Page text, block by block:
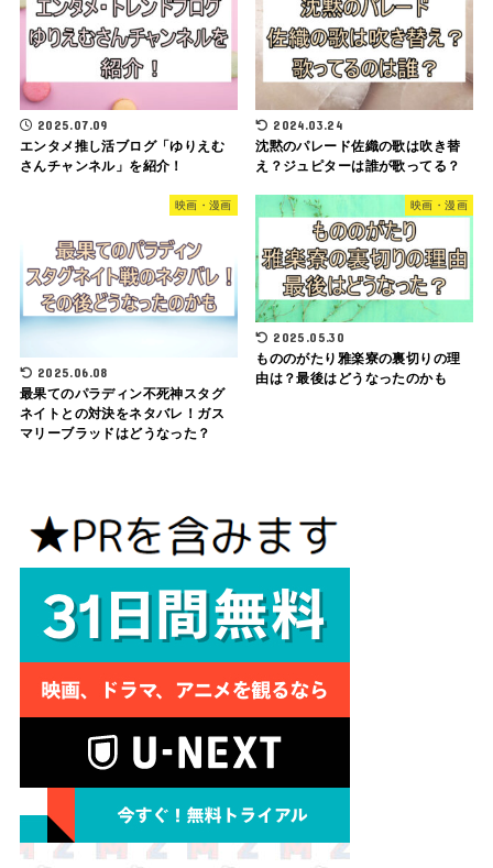
2025.07.09
エンタメ推し活ブログ「ゆりえむ
さんチャンネル」を紹介！
2024.03.24
沈黙のパレード佐織の歌は吹き替
え？ジュピターは誰が歌ってる？
映画・漫画
2025.06.08
最果てのパラディン不死神スタグ
ネイトとの対決をネタバレ！ガス
マリーブラッドはどうなった？
映画・漫画
2025.05.30
もののがたり雅楽寮の裏切りの理
由は？最後はどうなったのかも